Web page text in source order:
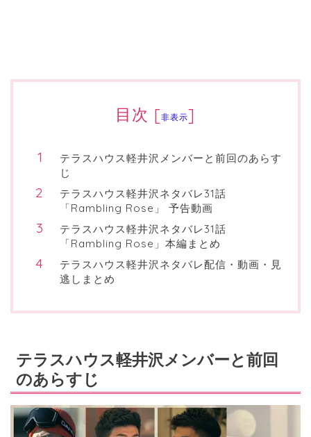
目次 [非表示]
テラスハウス軽井沢メンバーと前回のあらす
じ
テラスハウス軽井沢ネタバレ31話
「Rambling Rose」 予告動画
テラスハウス軽井沢ネタバレ31話
「Rambling Rose」本編まとめ
テラスハウス軽井沢ネタバレ配信・動画・見
逃しまとめ
テラスハウス軽井沢メ ンバーと前回
のあらすじ